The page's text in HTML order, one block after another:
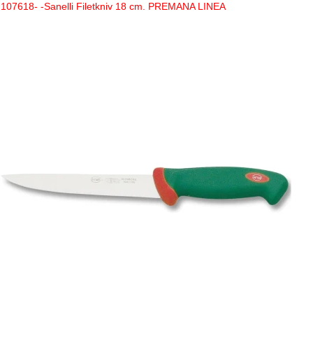
107618- -Sanelli Filetkniv 18 cm. PREMANA LINEA